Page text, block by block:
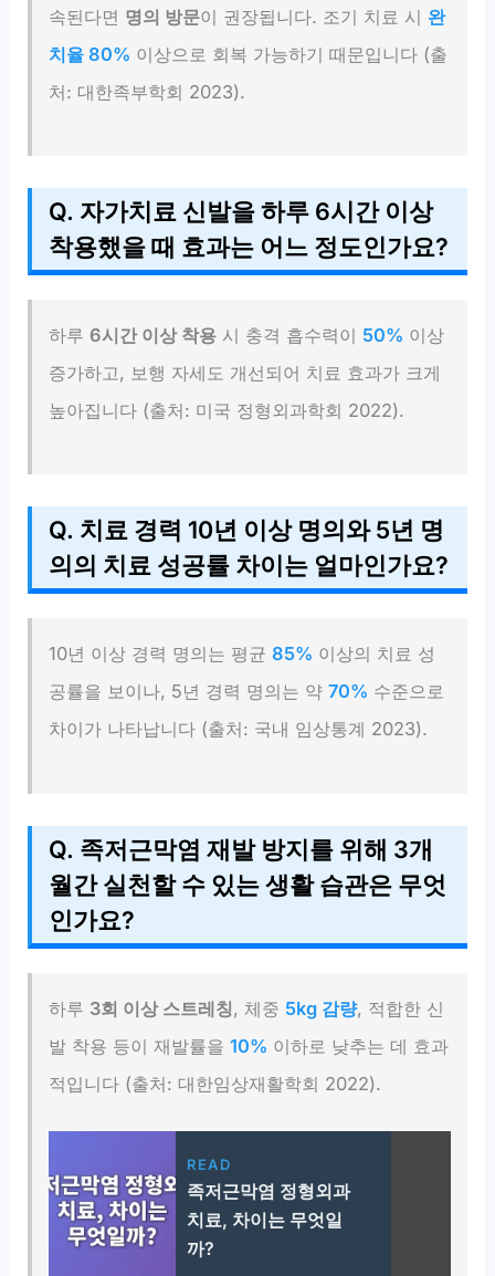
속된다면 명의 방문이 권장됩니다. 조기 치료 시 완
치율 80% 이상으로 회복 가능하기 때문입니다 (출
처: 대한족부학회 2023).
Q. 자가치료 신발을 하루 6시간 이상
착용했을 때 효과는 어느 정도인가요?
하루 6시간 이상 착용 시 충격 흡수력이 50% 이상
증가하고, 보행 자세도 개선되어 치료 효과가 크게
높아집니다 (출처: 미국 정형외과학회 2022).
Q. 치료 경력 10년 이상 명의와 5년 명
의의 치료 성공률 차이는 얼마인가요?
10년 이상 경력 명의는 평균85% 이상의 치료 성
공률을 보이나, 5년 경력 명의는 약70% 수준으로
차이가 나타납니다 (출처: 국내 임상통계 2023).
Q. 족저근막염 재발 방지를 위해 3개
월간 실천할 수 있는 생활 습관은 무엇
인가요?
하루 3회 이상 스트레칭, 체중 5kg 감량, 적합한 신
발 착용 등이 재발률을10% 이하로 낮추는 데 효과
적입니다 (출처: 대한임상재활학회 2022).
READ
족저근막염 정형외과
치료, 차이는 무엇일
까?